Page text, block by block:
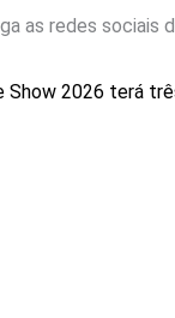
as redes sociais
Show 2026 terá